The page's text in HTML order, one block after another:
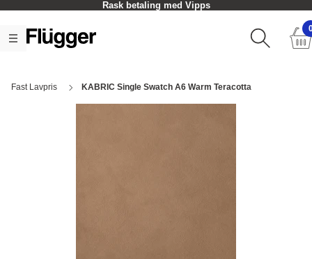
Rask betaling med Vipps
Fast Lavpris KABRIC Single Swatch A6 Warm Teracotta